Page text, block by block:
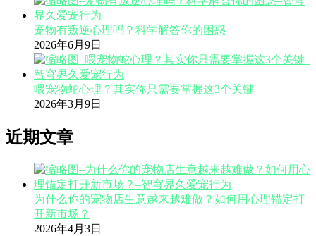
宠物有叛逆心理吗？科学解答你的困惑
2026年6月9日
喂宠物蛇心理？其实你只需要掌握这3个关键
2026年3月9日
近期文章
为什么你的宠物店生意越来越难做？如何用心理锚定打
开新市场？
2026年4月3日